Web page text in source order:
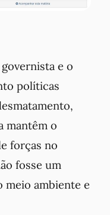
e o
políticas
mantêm o
forças no
fosse um
meio ambiente e